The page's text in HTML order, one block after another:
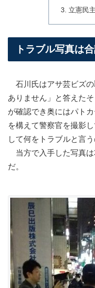
立憲民
トラブル写真は
石川氏はアサ芸ビズの
ありません」と答えた
が確認でき奥にはパト
を構えて警察官を撮影
して何をトラブルと言う
当方で入手した写真
だ。